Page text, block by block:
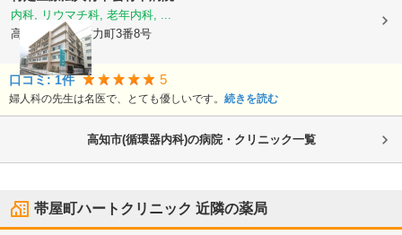
内科, リウマチ科, 老年内科, ...
高知県高知市与力町3番8号
口コミ: 1件 5
婦人科の先生は名医で、とても優しいです。 続きを読む
高知市(循環器内科)の病院・クリニック一覧
帯屋町ハートクリニック 近隣の薬局